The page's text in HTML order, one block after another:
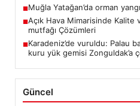
■Muğla Yatağan’da orman
■Açık Hava Mimarisinde Kalite
mutfağı Çözümleri
■Karadeniz’de vuruldu: Palau
kuru yük gemisi Zonguldak’a
Güncel